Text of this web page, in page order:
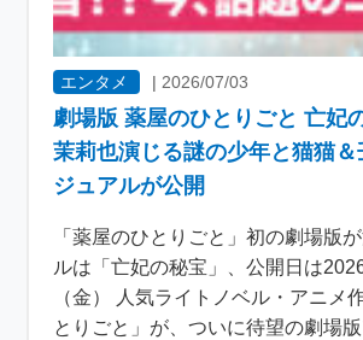
エンタメ | 2026/07/03
劇場版 薬屋のひとりごと 亡妃
茉莉也演じる謎の少年と猫猫
ジュアルが公開
「薬屋のひとりごと」初の劇場版
ルは「亡妃の秘宝」、公開日は
（金） 人気ライトノベル・アニメ
とりごと」が、ついに待望の劇場